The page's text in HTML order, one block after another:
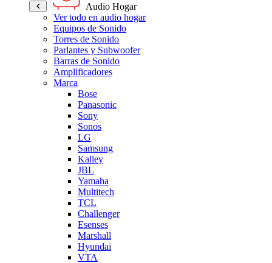
Audio Hogar
Ver todo en audio hogar
Equipos de Sonido
Torres de Sonido
Parlantes y Subwoofer
Barras de Sonido
Amplificadores
Marca
Bose
Panasonic
Sony
Sonos
LG
Samsung
Kalley
JBL
Yamaha
Multitech
TCL
Challenger
Esenses
Marshall
Hyundai
VTA